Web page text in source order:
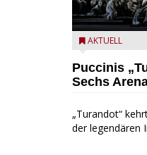
Turandot in
AKTUELL
Puccinis
Sechs
„Turandot“
der legendären